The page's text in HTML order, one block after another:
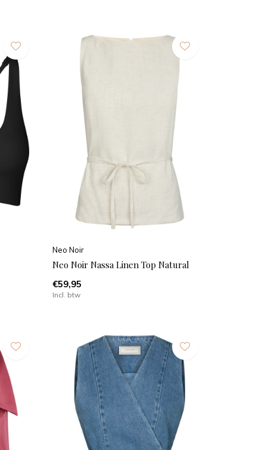
Neo Noir
Neo Noir Nassa Linen Top Natural
€59,95
Incl. btw